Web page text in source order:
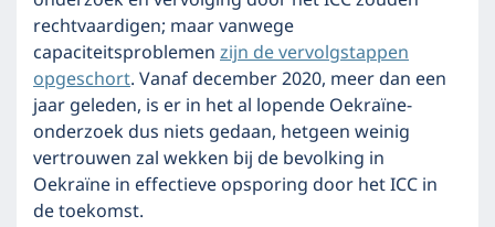
rechtvaardigen; maar vanwege
capaciteitsproblemenzijn de vervolgstappen
opgeschort. Vanaf december 2020, meer dan een
jaar geleden, is er in het al lopende Oekraïne-
onderzoek dus niets gedaan, hetgeen weinig
vertrouwen zal wekken bij de bevolking in
Oekraïne in effectieve opsporing door het ICC in
de toekomst.